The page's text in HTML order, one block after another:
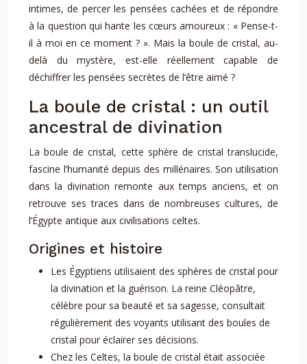
intimes, de percer les pensées cachées et de répondre
à la question qui hante les cœurs amoureux : « Pense-t-
il à moi en ce moment ? ». Mais la boule de cristal, au-
delà du mystère, est-elle réellement capable de
déchiffrer les pensées secrètes de l’être aimé ?
La boule de cristal : un outil
ancestral de divination
La boule de cristal, cette sphère de cristal translucide,
fascine l’humanité depuis des millénaires. Son utilisation
dans la divination remonte aux temps anciens, et on
retrouve ses traces dans de nombreuses cultures, de
l’Égypte antique aux civilisations celtes.
Origines et histoire
Les Égyptiens utilisaient des sphères de cristal pour
la divination et la guérison. La reine Cléopâtre,
célèbre pour sa beauté et sa sagesse, consultait
régulièrement des voyants utilisant des boules de
cristal pour éclairer ses décisions.
Chez les Celtes, la boule de cristal était associée